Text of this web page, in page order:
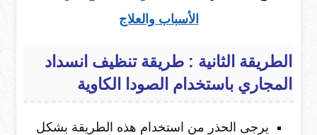
الأسباب والعلاج
الطريقة الثانية : طريقة تنظيف انسداد
المجاري باستخدام الصودا الكاوية
يرجى الحذر من استخدام هذه الطريقة بشكل